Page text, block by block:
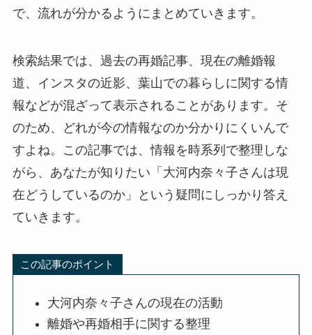
で、流れが分かるようにまとめていきます。
検索結果では、過去の再婚記事、現在の離婚報
道、インスタの近影、葉山での暮らしに関する情
報などが混ざって表示されることがあります。そ
のため、どれが今の情報なのか分かりにくいんで
すよね。この記事では、情報を時系列で整理しな
がら、あなたが知りたい「大河内奈々子さんは現
在どうしているのか」という疑問にしっかり答え
ていきます。
この記事のポイント
大河内奈々子さんの現在の活動
離婚や再婚相手に関する整理